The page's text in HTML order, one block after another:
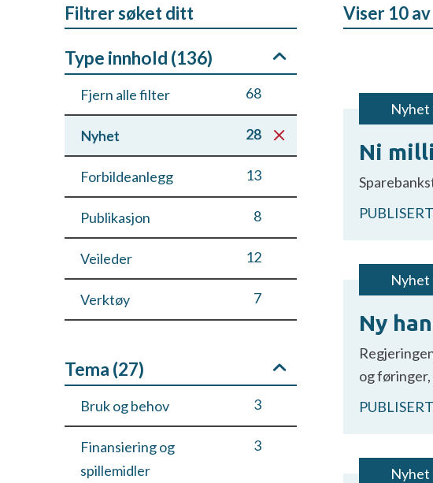
Filtrer søket ditt Viser 10
Type innhold (136)
Fjern alle filter 68
Nyhet 28
Forbildeanlegg 13
Publikasjon 8
Veileder 12
Verktøy 7
Tema (27)
Bruk og behov 3
Finansiering og
spillemidler
3
Nyhet
Ni
Nyhet
Ny
og
Nyhet